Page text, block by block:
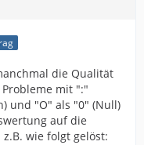
die Qualität
mit ":"
und "O" als "0" (Null)
auf die
wie folgt gelöst: